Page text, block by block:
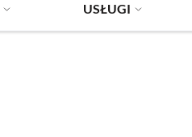
USŁUGI